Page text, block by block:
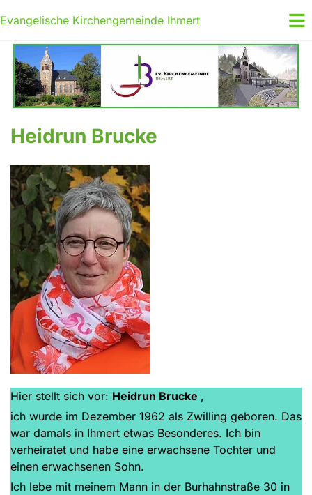
Evangelische Kirchengemeinde Ihmert
Heidrun Brucke
Hier stellt sich vor: Heidrun Brucke ,
ich wurde im Dezember 1962 als Zwilling geboren. Das
war damals in Ihmert etwas Besonderes. Ich bin
verheiratet und habe eine erwachsene Tochter und
einen erwachsenen Sohn.
Ich lebe mit meinem Mann in der Burhahnstraße 30 in